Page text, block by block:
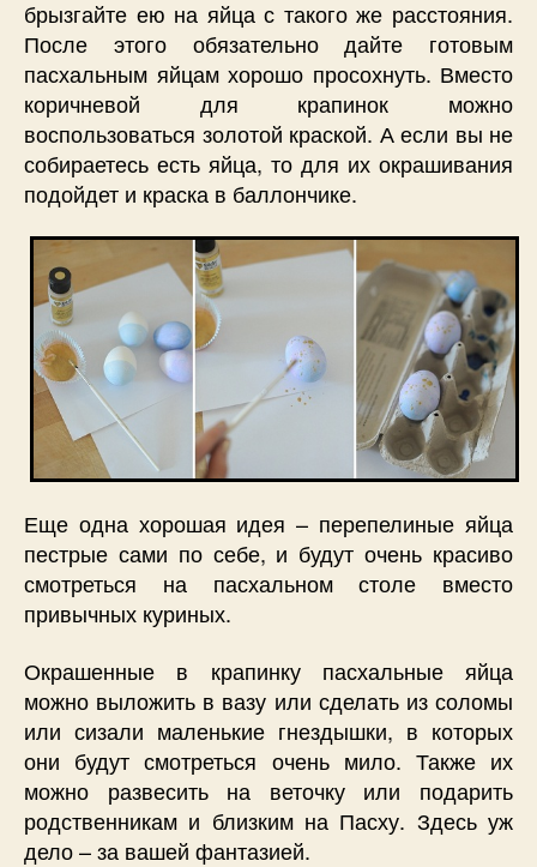
брызгайте ею на яйца с такого же расстояния.
После этого обязательно дайте готовым
пасхальным яйцам хорошо просохнуть. Вместо
коричневой для крапинок можно
воспользоваться золотой краской. А если вы не
собираетесь есть яйца, то для их окрашивания
подойдет и краска в баллончике.
Еще одна хорошая идея – перепелиные яйца
пестрые сами по себе, и будут очень красиво
смотреться на пасхальном столе вместо
привычных куриных.
Окрашенные в крапинку пасхальные яйца
можно выложить в вазу или сделать из соломы
или сизали маленькие гнездышки, в которых
они будут смотреться очень мило. Также их
можно развесить на веточку или подарить
родственникам и близким на Пасху. Здесь уж
дело – за вашей фантазией.